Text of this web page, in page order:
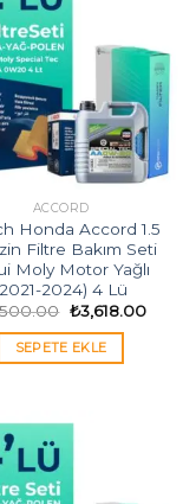
ACCORD
Honda Accord 1.5
Filtre Bakım Seti
Moly Motor Yağlı
2024) 4 Lü
Orijinal
fiyat:
₺5,500.00.
₺3,618.00Şu
SEPETE EKLE